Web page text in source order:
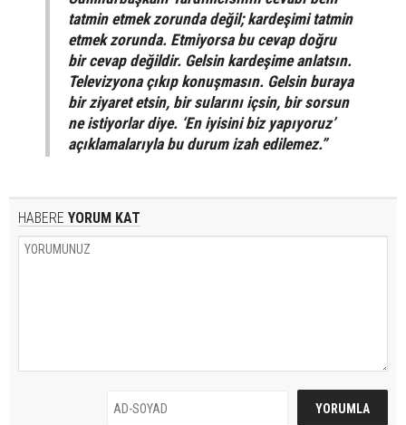
tatmin etmek zorunda değil; kardeşimi tatmin
etmek zorunda. Etmiyorsa bu cevap doğru
bir cevap değildir. Gelsin kardeşime anlatsın.
Televizyona çıkıp konuşmasın. Gelsin buraya
bir ziyaret etsin, bir sularını içsin, bir sorsun
ne istiyorlar diye. ‘En iyisini biz yapıyoruz’
açıklamalarıyla bu durum izah edilemez.”
HABERE YORUM KAT